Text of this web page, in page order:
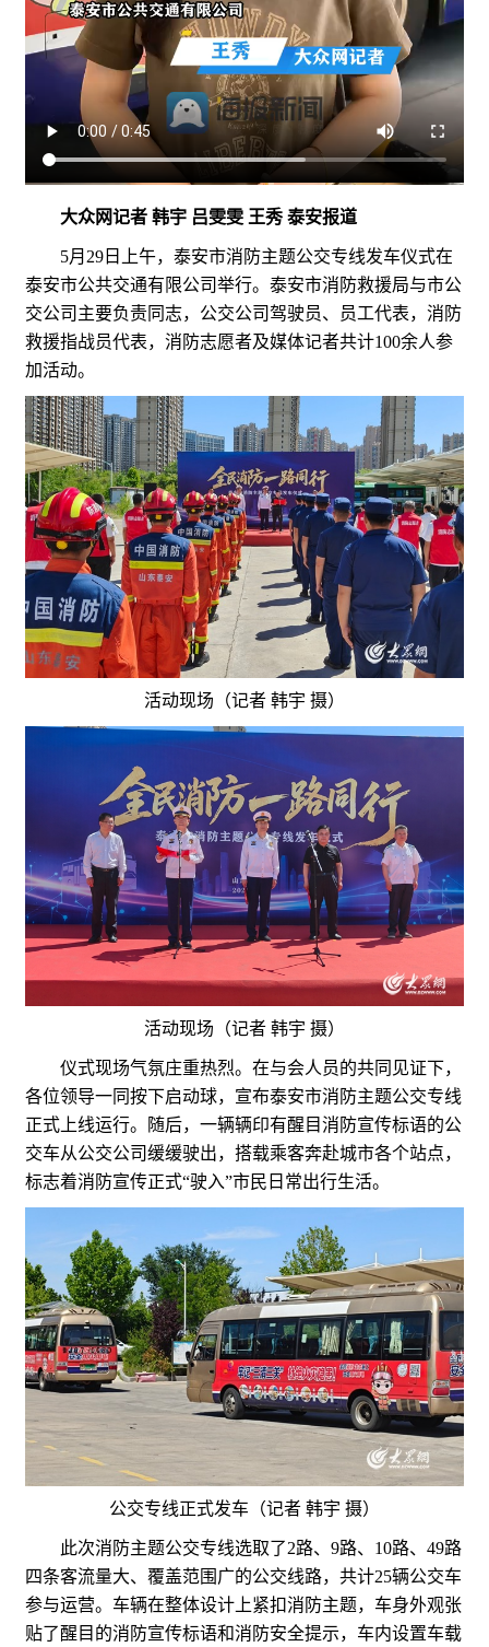
大众网记者 韩宇 吕雯雯 王秀 泰安报道
5月29日上午，泰安市消防主题公交专线发车仪式在
泰安市公共交通有限公司举行。泰安市消防救援局与市公
交公司主要负责同志，公交公司驾驶员、员工代表，消防
救援指战员代表，消防志愿者及媒体记者共计100余人参
加活动。
活动现场（记者 韩宇 摄）
活动现场（记者 韩宇 摄）
仪式现场气氛庄重热烈。在与会人员的共同见证下，
各位领导一同按下启动球，宣布泰安市消防主题公交专线
正式上线运行。随后，一辆辆印有醒目消防宣传标语的公
交车从公交公司缓缓驶出，搭载乘客奔赴城市各个站点，
标志着消防宣传正式“驶入”市民日常出行生活。
公交专线正式发车（记者 韩宇 摄）
此次消防主题公交专线选取了2路、9路、10路、49路
四条客流量大、覆盖范围广的公交线路，共计25辆公交车
参与运营。车辆在整体设计上紧扣消防主题，车身外观张
贴了醒目的消防宣传标语和消防安全提示，车内设置车载